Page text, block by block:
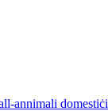
annimali domestiċi